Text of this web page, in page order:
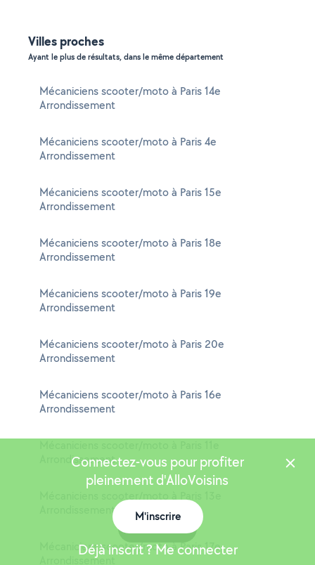
Villes proches
Ayant le plus de résultats, dans le même département
Mécaniciens scooter/moto à Paris 14e
Arrondissement
Mécaniciens scooter/moto à Paris 4e
Arrondissement
Mécaniciens scooter/moto à Paris 15e
Arrondissement
Mécaniciens scooter/moto à Paris 18e
Arrondissement
Mécaniciens scooter/moto à Paris 19e
Arrondissement
Mécaniciens scooter/moto à Paris 20e
Arrondissement
Mécaniciens scooter/moto à Paris 16e
Arrondissement
Arrondissement
Arrondissement
Mécaniciens scooter/moto à Paris 17e
Arrondissement
Connectez-vous pour profiter
pleinement d'AlloVoisins
M'inscrire
Déjà inscrit ? Me connecter